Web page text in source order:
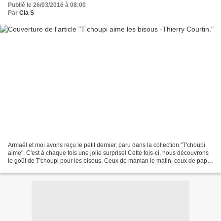
Publié le 26/03/2016 à 08:00
Par Cla S
Armaël et moi avons reçu le petit dernier, paru dans la collection "T'choupi
aime". C'est à chaque fois une jolie surprise! Cette fois-ci, nous découvrons
le goût de T'choupi pour les bisous. Ceux de maman le matin, ceux de papa